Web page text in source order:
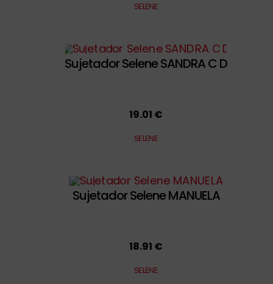
SELENE
Sujetador Selene SANDRA C D
19.01 €
SELENE
Sujetador Selene MANUELA
18.91 €
SELENE